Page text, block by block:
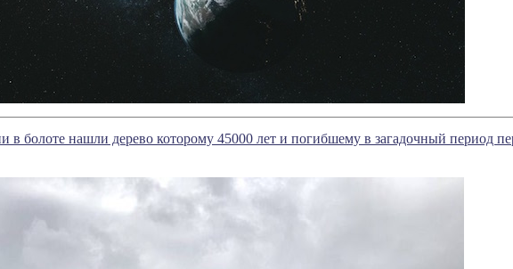
в болоте нашли дерево которому 45000 лет и погибшему в загадочный период